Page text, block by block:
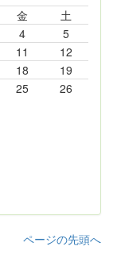
金
土
4
5
11
12
18
19
25
26
ページの先頭へ